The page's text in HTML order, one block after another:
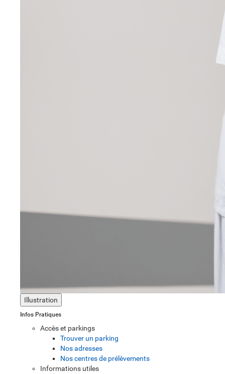
Illustration
Infos Pratiques
Accès et parkings
Trouver un parking
Nos adresses
Nos centres de prélèvements
Informations utiles